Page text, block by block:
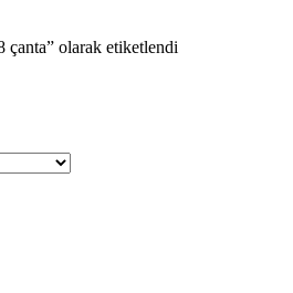
çanta” olarak etiketlendi